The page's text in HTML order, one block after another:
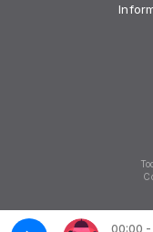
00:00 -